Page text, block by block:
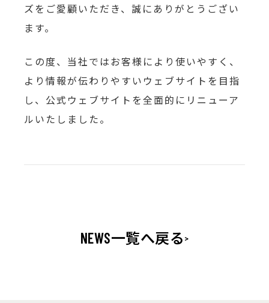
ズをご愛顧いただき、誠にありがとうござい
ます。
この度、当社ではお客様により使いやすく、
より情報が伝わりやすいウェブサイトを目指
し、公式ウェブサイトを全面的にリニューア
ルいたしました。
NEWS一覧へ戻る